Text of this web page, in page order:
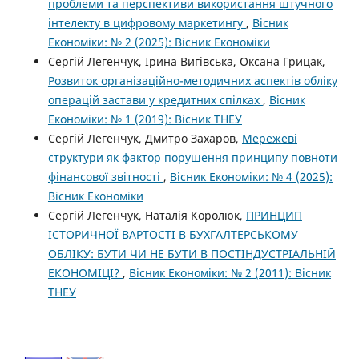
проблеми та перспективи використання штучного
інтелекту в цифровому маркетингу , Вісник
Економіки: № 2 (2025): Вісник Економіки
Сергій Легенчук, Ірина Вигівська, Оксана Грицак,
Розвиток організаційно-методичних аспектів обліку
операцій застави у кредитних спілках , Вісник
Економіки: № 1 (2019): Вісник ТНЕУ
Сергій Легенчук, Дмитро Захаров, Мережеві
структури як фактор порушення принципу повноти
фінансової звітності , Вісник Економіки: № 4 (2025):
Вісник Економіки
Сергій Легенчук, Наталія Королюк, ПРИНЦИП
ІСТОРИЧНОЇ ВАРТОСТІ В БУХГАЛТЕРСЬКОМУ
ОБЛІКУ: БУТИ ЧИ НЕ БУТИ В ПОСТІНДУСТРІАЛЬНІЙ
ЕКОНОМІЦІ? , Вісник Економіки: № 2 (2011): Вісник
ТНЕУ